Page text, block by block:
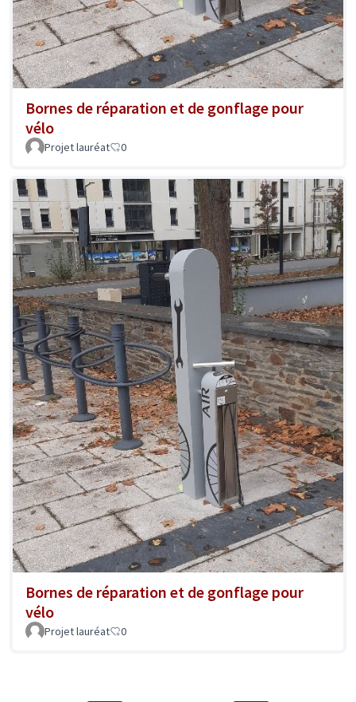
Bornes de réparation et de gonflage pour
vélo
Projet lauréat 0
Bornes de réparation et de gonflage pour
vélo
Projet lauréat 0